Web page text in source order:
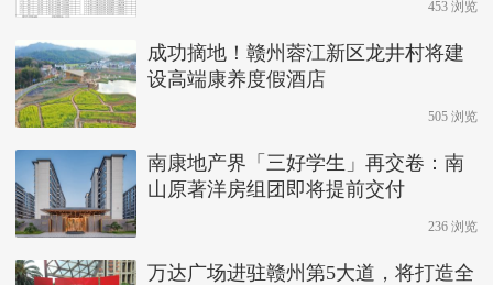
453 浏览
成功摘地！赣州蓉江新区龙井村将建
设高端康养度假酒店
505 浏览
南康地产界「三好学生」再交卷：南
山原著洋房组团即将提前交付
236 浏览
万达广场进驻赣州第5大道，将打造全